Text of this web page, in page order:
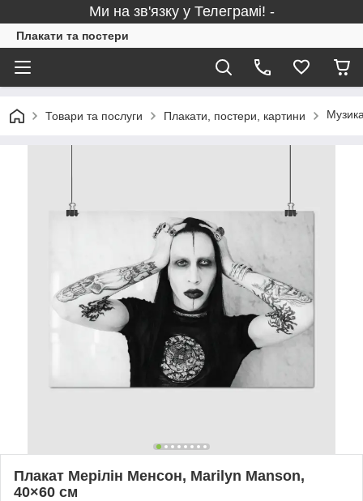
Ми на зв'язку у Телеграмі! -
Плакати та постери
Товари та послуги Плакати, постери, картини
Плакат Мерілін Менсон, Marilyn Manson,
40×60 см